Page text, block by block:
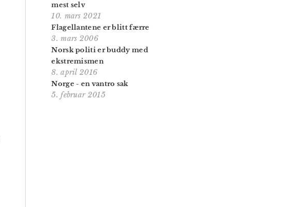
mest selv
10. mars 2021
Flagellantene er blitt færre
3. mars 2006
Norsk politi er buddy med
ekstremismen
8. april 2016
Norge - en vantro sak
5. februar 2015